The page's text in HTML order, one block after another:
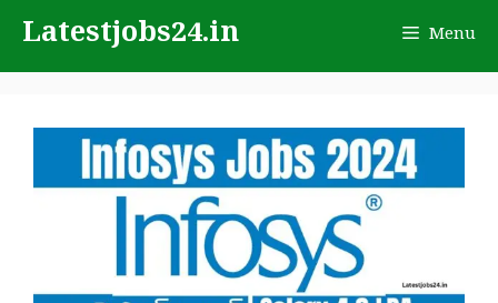
content
Latestjobs24.in Menu